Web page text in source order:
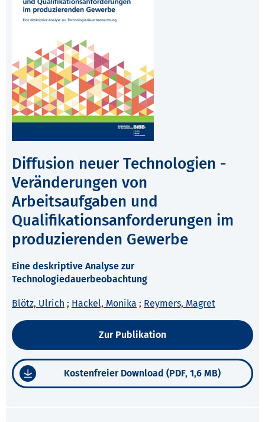
Diffusion neuer Technologien -
Veränderungen von
Arbeitsaufgaben und
Qualifikationsanforderungen im
produzierenden Gewerbe
Eine deskriptive Analyse zur
Technologiedauerbeobachtung
Blötz, Ulrich ; Hackel, Monika ; Reymers, Magret
Zur Publikation
Kostenfreier Download (PDF, 1,6 MB)